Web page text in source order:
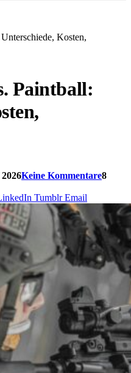
Kosten,
Paintball:
Keine Kommentare8
Tumblr Email